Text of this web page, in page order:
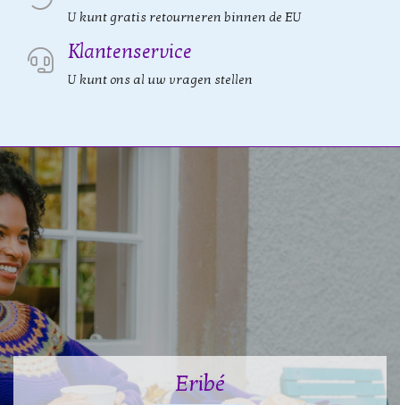
U kunt gratis retourneren binnen de EU
Klantenservice
U kunt ons al uw vragen stellen
Eribé